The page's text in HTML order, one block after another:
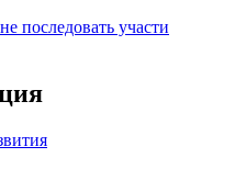
участи